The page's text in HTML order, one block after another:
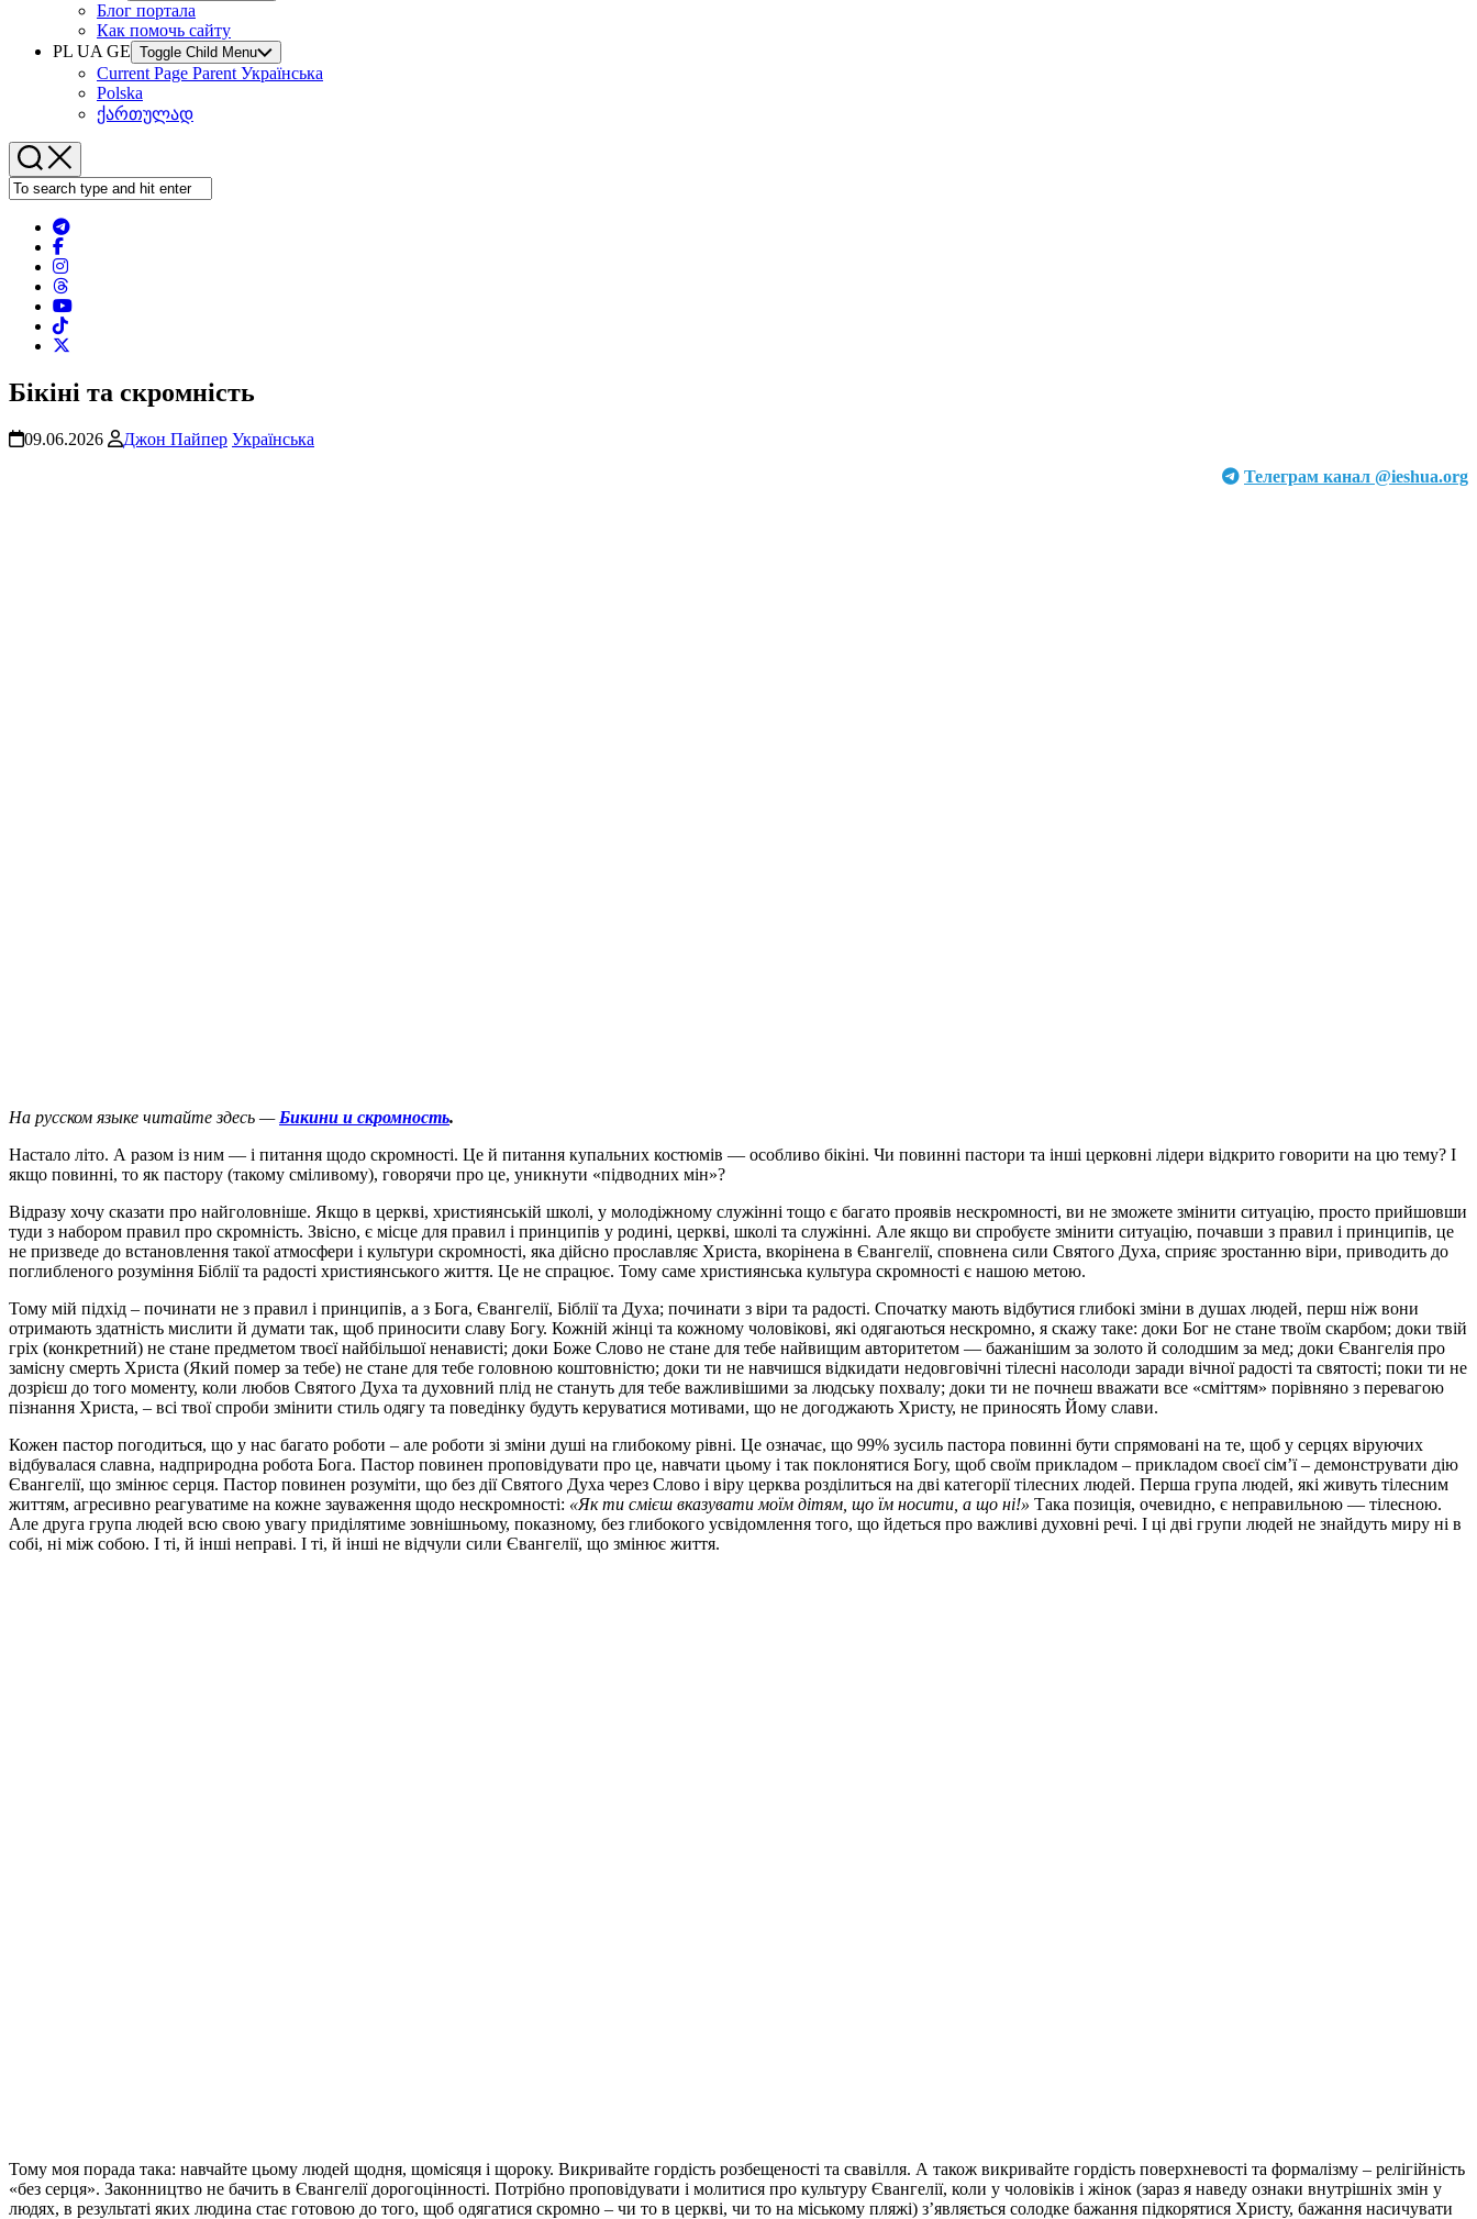
Блог портала
Как помочь сайту
PL UA GE Toggle Child Menu
Current Page Parent Українська
Polska
ქართულად
Бікіні та скромність
09.06.2026 Джон Пайпер Українська
Телеграм канал @ieshua.org
На русском языке читайте здесь — Бикини и скромность.
Настало літо. А разом із ним — і питання щодо скромності. Це й питання купальних костюмів — особливо бікіні. Чи повинні пастори та інші церковні лідери відкрито говорити на цю тему? І
якщо повинні, то як пастору (такому сміливому), говорячи про це, уникнути «підводних мін»?
Відразу хочу сказати про найголовніше. Якщо в церкві, християнській школі, у молодіжному служінні тощо є багато проявів нескромності, ви не зможете змінити ситуацію, просто прийшовши
туди з набором правил про скромність. Звісно, є місце для правил і принципів у родині, церкві, школі та служінні. Але якщо ви спробуєте змінити ситуацію, почавши з правил і принципів, це
не призведе до встановлення такої атмосфери і культури скромності, яка дійсно прославляє Христа, вкорінена в Євангелії, сповнена сили Святого Духа, сприяє зростанню віри, приводить до
поглибленого розуміння Біблії та радості християнського життя. Це не спрацює. Тому саме християнська культура скромності є нашою метою.
Тому мій підхід – починати не з правил і принципів, а з Бога, Євангелії, Біблії та Духа; починати з віри та радості. Спочатку мають відбутися глибокі зміни в душах людей, перш ніж вони
отримають здатність мислити й думати так, щоб приносити славу Богу. Кожній жінці та кожному чоловікові, які одягаються нескромно, я скажу таке: доки Бог не стане твоїм скарбом; доки твій
гріх (конкретний) не стане предметом твоєї найбільшої ненависті; доки Боже Слово не стане для тебе найвищим авторитетом — бажанішим за золото й солодшим за мед; доки Євангелія про
замісну смерть Христа (Який помер за тебе) не стане для тебе головною коштовністю; доки ти не навчишся відкидати недовговічні тілесні насолоди заради вічної радості та святості; поки ти не
дозрієш до того моменту, коли любов Святого Духа та духовний плід не стануть для тебе важливішими за людську похвалу; доки ти не почнеш вважати все «сміттям» порівняно з перевагою
пізнання Христа, – всі твої спроби змінити стиль одягу та поведінку будуть керуватися мотивами, що не догоджають Христу, не приносять Йому слави.
Кожен пастор погодиться, що у нас багато роботи – але роботи зі зміни душі на глибокому рівні. Це означає, що 99% зусиль пастора повинні бути спрямовані на те, щоб у серцях віруючих
відбувалася славна, надприродна робота Бога. Пастор повинен проповідувати про це, навчати цьому і так поклонятися Богу, щоб своїм прикладом – прикладом своєї сім’ї – демонструвати дію
Євангелії, що змінює серця. Пастор повинен розуміти, що без дії Святого Духа через Слово і віру церква розділиться на дві категорії тілесних людей. Перша група людей, які живуть тілесним
життям, агресивно реагуватиме на кожне зауваження щодо нескромності: «Як ти смієш вказувати моїм дітям, що їм носити, а що ні!» Така позиція, очевидно, є неправильною — тілесною.
Але друга група людей всю свою увагу приділятиме зовнішньому, показному, без глибокого усвідомлення того, що йдеться про важливі духовні речі. І ці дві групи людей не знайдуть миру ні в
собі, ні між собою. І ті, й інші неправі. І ті, й інші не відчули сили Євангелії, що змінює життя.
Тому моя порада така: навчайте цьому людей щодня, щомісяця і щороку. Викривайте гордість розбещеності та свавілля. А також викривайте гордість поверхневості та формалізму – релігійність
«без серця». Законництво не бачить в Євангелії дорогоцінності. Потрібно проповідувати і молитися про культуру Євангелії, коли у чоловіків і жінок (зараз я наведу ознаки внутрішніх змін у
людях, в результаті яких людина стає готовою до того, щоб одягатися скромно – чи то в церкві, чи то на міському пляжі) з’являється солодке бажання підкорятися Христу, бажання насичувати